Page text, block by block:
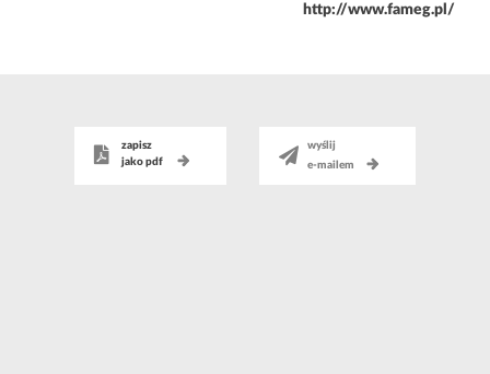
http://www.fameg.pl/
zapisz
jako pdf
wyślij
e-mailem